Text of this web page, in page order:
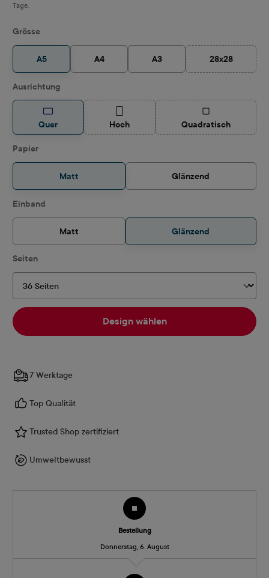
Tage.
Grösseauswählen
A5 A4 A3 28x28
(Diese
Ausrichtungauswählen
Quer Hoch(Diese Option ist zurzeit nicht verfügbar.)
Quadratisch(Diese Option ist
Papierauswählen
Matt Glänzend
Einband
Matt Glänzend
Seitenauswählen
Design wählen
7 Werktage
Top Qualität
Trusted Shop zertifiziert
Umweltbewusst
Bestellung
Donnerstag, 6. August